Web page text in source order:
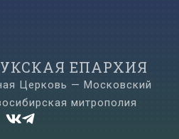
ЕПАРХИЯ
Церковь — Московский
митрополия
